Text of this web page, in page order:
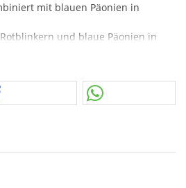
mit blauen Päonien in
und blaue Päonien in
Sternenbukett.
und umhüllt von Rotblinkersternen,
und blauem